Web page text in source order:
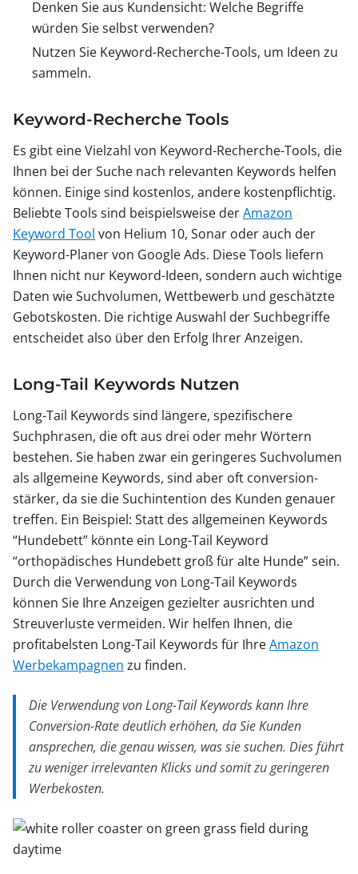
Denken Sie aus Kundensicht: Welche Begriffe
würden Sie selbst verwenden?
Nutzen Sie Keyword-Recherche-Tools, um Ideen zu
sammeln.
Keyword-Recherche Tools
Es gibt eine Vielzahl von Keyword-Recherche-Tools, die
Ihnen bei der Suche nach relevanten Keywords helfen
können. Einige sind kostenlos, andere kostenpflichtig.
Beliebte Tools sind beispielsweise derAmazon
Keyword Tool von Helium 10, Sonar oder auch der
Keyword-Planer von Google Ads. Diese Tools liefern
Ihnen nicht nur Keyword-Ideen, sondern auch wichtige
Daten wie Suchvolumen, Wettbewerb und geschätzte
Gebotskosten. Die richtige Auswahl der Suchbegriffe
entscheidet also über den Erfolg Ihrer Anzeigen.
Long-Tail Keywords Nutzen
Long-Tail Keywords sind längere, spezifischere
Suchphrasen, die oft aus drei oder mehr Wörtern
bestehen. Sie haben zwar ein geringeres Suchvolumen
als allgemeine Keywords, sind aber oft conversion-
stärker, da sie die Suchintention des Kunden genauer
treffen. Ein Beispiel: Statt des allgemeinen Keywords
“Hundebett” könnte ein Long-Tail Keyword
“orthopädisches Hundebett groß für alte Hunde” sein.
Durch die Verwendung von Long-Tail Keywords
können Sie Ihre Anzeigen gezielter ausrichten und
Streuverluste vermeiden. Wir helfen Ihnen, die
profitabelsten Long-Tail Keywords für IhreAmazon
Werbekampagnen zu finden.
Die Verwendung von Long-Tail Keywords kann Ihre
Conversion-Rate deutlich erhöhen, da Sie Kunden
ansprechen, die genau wissen, was sie suchen. Dies führt
zu weniger irrelevanten Klicks und somit zu geringeren
Werbekosten.